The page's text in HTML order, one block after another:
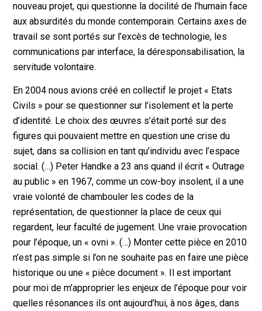
nouveau projet, qui questionne la docilité de l’humain face
aux absurdités du monde contemporain. Certains axes de
travail se sont portés sur l’excès de technologie, les
communications par interface, la déresponsabilisation, la
servitude volontaire.
En 2004 nous avions créé en collectif le projet « Etats
Civils » pour se questionner sur l’isolement et la perte
d’identité. Le choix des œuvres s’était porté sur des
figures qui pouvaient mettre en question une crise du
sujet, dans sa collision en tant qu’individu avec l’espace
social. (…) Peter Handke a 23 ans quand il écrit « Outrage
au public » en 1967, comme un cow-boy insolent, il a une
vraie volonté de chambouler les codes de la
représentation, de questionner la place de ceux qui
regardent, leur faculté de jugement. Une vraie provocation
pour l’époque, un « ovni ». (…) Monter cette pièce en 2010
n’est pas simple si l’on ne souhaite pas en faire une pièce
historique ou une « pièce document ». Il est important
pour moi de m’approprier les enjeux de l’époque pour voir
quelles résonances ils ont aujourd’hui, à nos âges, dans